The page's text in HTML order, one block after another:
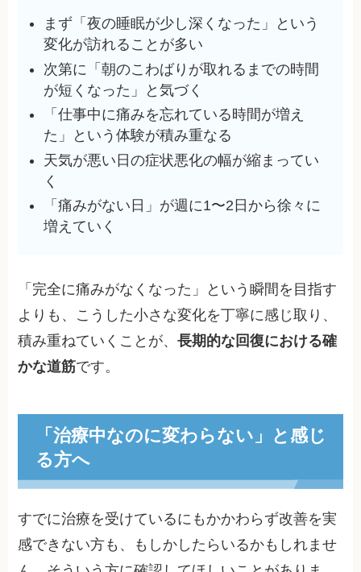
まず「夜の睡眠が少し深くなった」という
変化が訪れることが多い
次第に「朝のこわばりが取れるまでの時間
が短くなった」と気づく
「仕事中に痛みを忘れている時間が増え
た」という体験が積み重なる
天気が悪い日の症状悪化の幅が縮まってい
く
「痛みがない日」が週に1〜2日から徐々に
増えていく
「完全に痛みがなくなった」という瞬間を目指す
よりも、こうした小さな変化を丁寧に感じ取り、
積み重ねていくことが、長期的な回復における確
かな道筋です。
「治療中なのに変わらない」と感じ
る方へ
すでに治療を受けているにもかかわらず改善を実
感できない方も、もしかしたらいるかもしれませ